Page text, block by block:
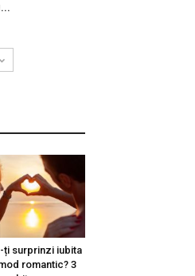
ți surprinzi iubita
romantic? 3